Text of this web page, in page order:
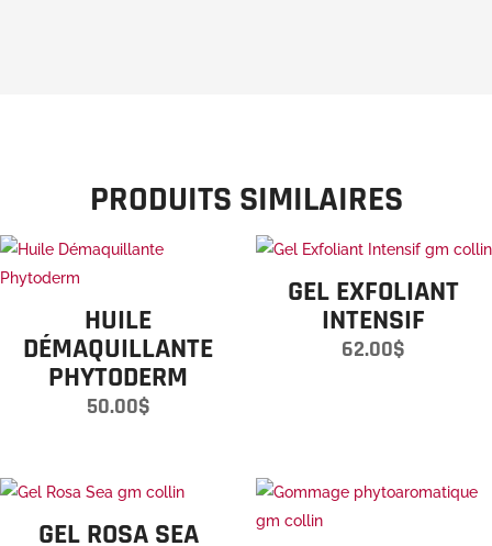
PRODUITS SIMILAIRES
HUILE
DÉMAQUILLANTE
PHYTODERM
50.00$
GEL EXFOLIANT
INTENSIF
62.00$
GEL ROSA SEA